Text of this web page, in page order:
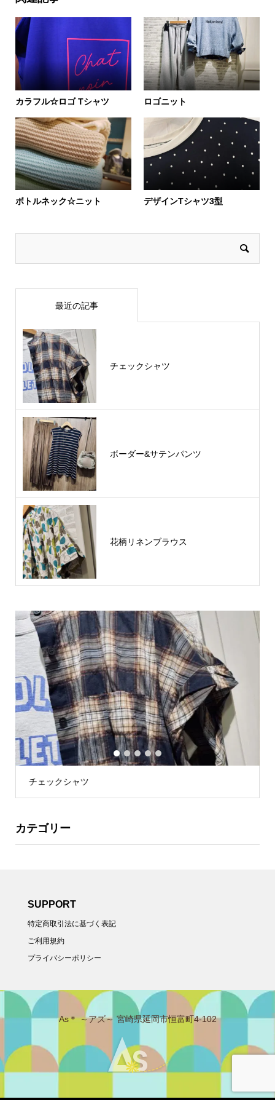
カラフル☆ロゴ Tシャツ ロゴニット
ボトルネック☆ニット デザインTシャツ3型
最近の記事
チェックシャツ
ボーダー&サテンパンツ
花柄リネンブラウス
チェックシャツ
1 2 3 4 5
カテゴリー
SUPPORT
特定商取引法に基づく表記
ご利用規約
プライバシーポリシー
As＊ ～アズ～ 宮崎県延岡市恒富町4-102